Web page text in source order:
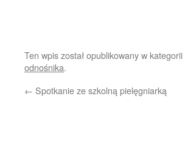
Ten wpis został opublikowany w kategorii
odnośnika.
← Spotkanie ze szkolną pielęgniarką